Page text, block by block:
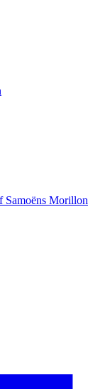
Samoëns Morillon